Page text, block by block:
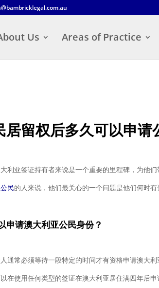
Us Areas of Practice
留权后多久可以申请
利亚签证持有者来说是一个重要的里程碑，为他们
民的人来说，他们最关心的一个问题是他们何时有
申请澳大利亚公民身份？
通常必须等待一段特定的时间才有资格申请澳大利
在使用任何类型的签证在澳大利亚居住满四年后申